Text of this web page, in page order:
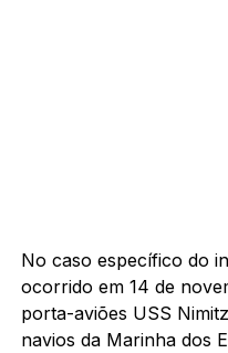
No caso específico do
ocorrido em 14 de
porta-aviões USS
navios da Marinha dos